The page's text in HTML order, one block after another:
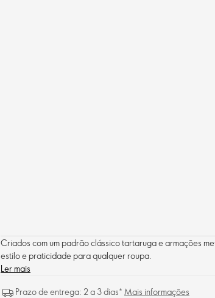
Criados com um padrão clássico tartaruga e armações
estilo e praticidade para qualquer roupa.
Ler mais
Prazo de entrega: 2 a 3 dias* Mais informações